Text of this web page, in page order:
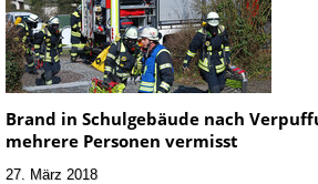
Brand in Schulgebäude nach
mehrere Personen vermisst
27. März 2018